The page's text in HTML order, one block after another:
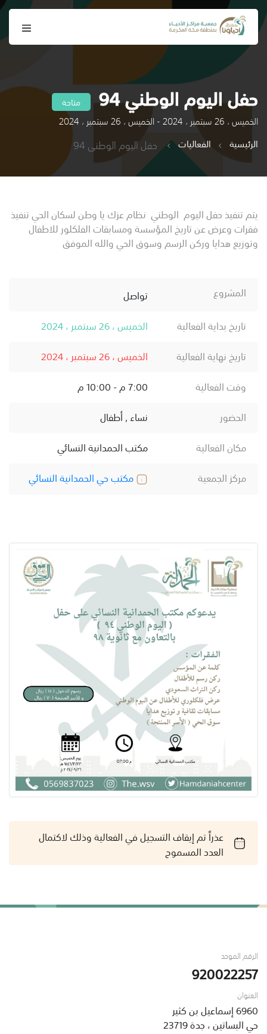
حفل اليوم الوطني 94 متاحة
الخميس ، 26 سبتمبر ، 2024 - الخميس ، 26 سبتمبر ، 2024
الرئيسية
الفعاليات حفل اليوم الوطني 94
يتم تنفيذ حفل اليوم الوطني نظام عزك يا وطن لسكان الحي تنفيذ
فقرات وعرض عن تاريخ المؤسسة ومسابقات الفلكلور للاطفال
وتوزيع هدايا وركن الرسم وسوق الحي والله الموفق
المشروع
تواصل
تاريخ بداية الفعالية
الخميس ، 26 سبتمبر ، 2024
تاريخ نهاية الفعالية
الخميس ، 26 سبتمبر ، 2024
وقت الفعالية
7:00 م - 10:00 م
الحضور
نساء , أطفال
مكان الفعالية
مكتب الحمدانية النسائي
مركز الجمعية
مكتب حي الحمدانية النسائي
عذراً تم إيقاف التسجيل في الفعالية وذلك لاكتمال
العدد المسموح
الرقم الموحد
920022257
العنوان
6960 إسماعيل بن كثير
حي البساتين ، جدة 23719